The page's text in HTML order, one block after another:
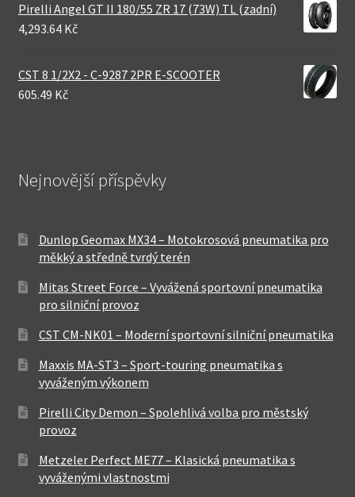
Pirelli Angel GT II 180/55 ZR 17 (73W) TL (zadní)
4,293.64 Kč
CST 8 1/2X2 - C-9287 2PR E-SCOOTER
605.49 Kč
Nejnovější příspěvky
Dunlop Geomax MX34 – Motokrosová pneumatika pro
měkký a středně tvrdý terén
Mitas Street Force – Vyvážená sportovní pneumatika
pro silniční provoz
CST CM-NK01 – Moderní sportovní silniční pneumatika
Maxxis MA-ST3 – Sport-touring pneumatika s
vyváženým výkonem
Pirelli City Demon – Spolehlivá volba pro městský
provoz
Metzeler Perfect ME77 – Klasická pneumatika s
vyváženými vlastnostmi